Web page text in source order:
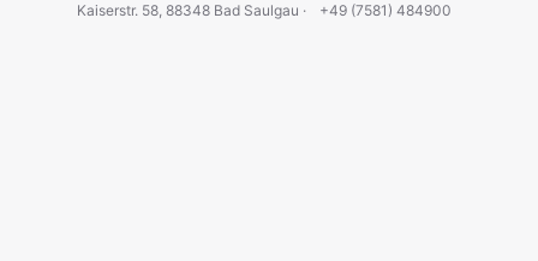
Kaiserstr. 58, 88348 Bad Saulgau ·
+49 (7581) 484900